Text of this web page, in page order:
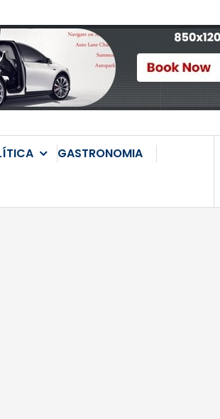
GASTRONOMIA